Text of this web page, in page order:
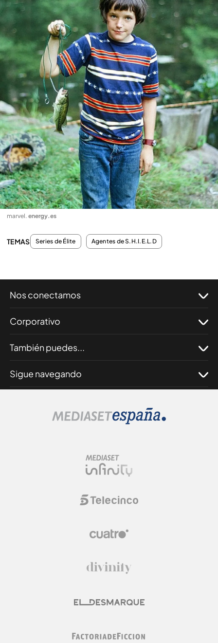
marvel. energy.es
TEMAS Series de Élite Agentes de S.H.I.E.L.D
Nos conectamos
Corporativo
También puedes...
Sigue navegando